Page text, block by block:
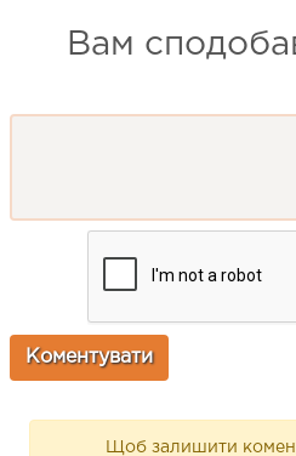
Вам
Щоб залишити